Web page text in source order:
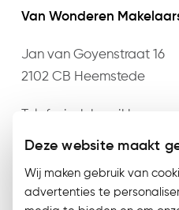
Deze website maakt
Wij maken gebruik van
advertenties te
Van Wonderen
Jan van Goyenstraat 16
2102 CB Heemstede
Telefonisch bereikbaar
donderdag van 09:00 t/
mailinfo@vanwonderen.nl